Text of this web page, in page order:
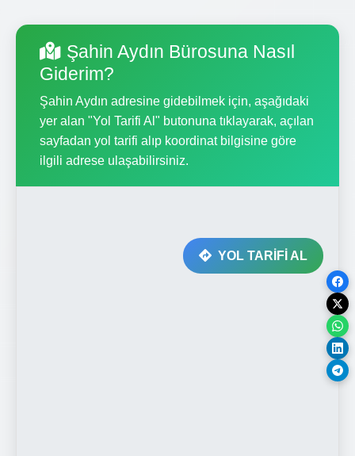
Şahin Aydın Bürosuna Nasıl
Giderim?
Şahin Aydın adresine gidebilmek için, aşağıdaki
yer alan "Yol Tarifi Al" butonuna tıklayarak, açılan
sayfadan yol tarifi alıp koordinat bilgisine göre
ilgili adrese ulaşabilirsiniz.
YOL TARİFİ AL